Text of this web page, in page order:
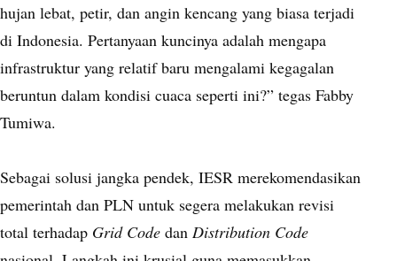
hujan lebat, petir, dan angin kencang yang biasa terjadi
di Indonesia. Pertanyaan kuncinya adalah mengapa
infrastruktur yang relatif baru mengalami kegagalan
beruntun dalam kondisi cuaca seperti ini?” tegas Fabby
Tumiwa.
Sebagai solusi jangka pendek, IESR merekomendasikan
pemerintah dan PLN untuk segera melakukan revisi
total terhadap Grid Code dan Distribution Code